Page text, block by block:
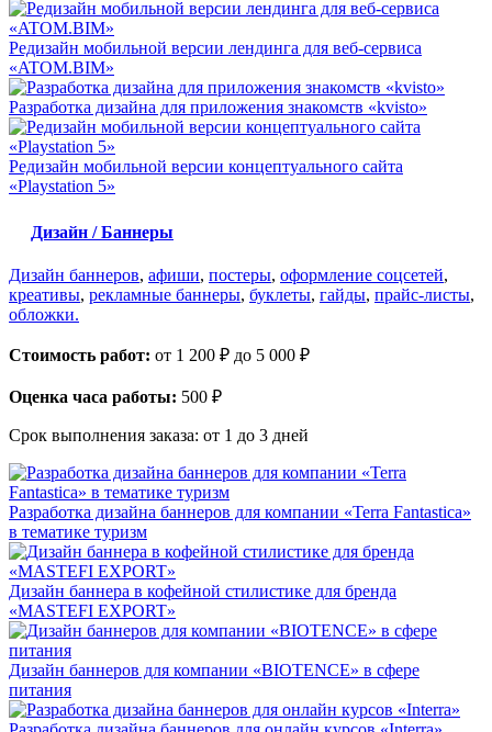
Редизайн мобильной версии лендинга для веб-сервиса
«ATOM.BIM»
Разработка дизайна для приложения знакомств «kvisto»
Редизайн мобильной версии концептуального сайта
«Playstation 5»
Дизайн / Баннеры
Дизайн баннеров, афиши, постеры, оформление соцсетей,
креативы, рекламные баннеры, буклеты, гайды, прайс-листы,
обложки.
Стоимость работ: от 1 200 ₽ до 5 000 ₽
Оценка часа работы: 500 ₽
Срок выполнения заказа: от 1 до 3 дней
Разработка дизайна баннеров для компании «Terra Fantastica»
в тематике туризм
Дизайн баннера в кофейной стилистике для бренда
«MASTEFI EXPORT»
Дизайн баннеров для компании «BIOTENCE» в сфере
питания